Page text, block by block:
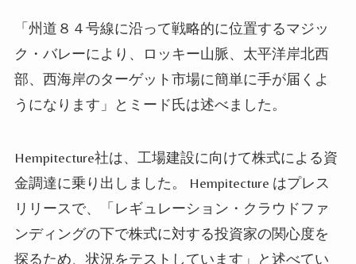
「州道８４号線に沿って戦略的に位置するマジッ
ク・バレーにより、ロッキー山脈、太平洋岸北西
部、西海岸のターゲット市場に簡単に手が届くよ
うになります」とミード氏は述べました。
Hempitecture社は、工場建設に向けて株式による資
金調達に乗り出しました。 Hempitecture はプレス
リリースで、「レギュレーション・クラウドファ
ンディングの下で​​株式に対する投資家の関心度を
探るため、状況をテストしています」と述べてい